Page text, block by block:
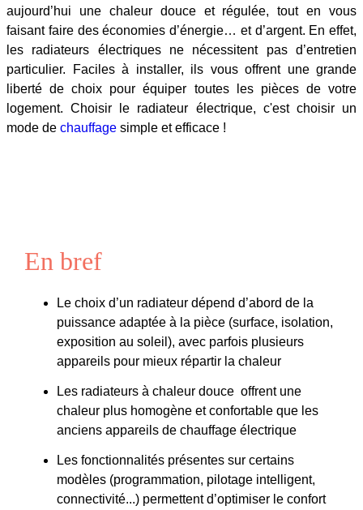
aujourd’hui une chaleur douce et régulée, tout en vous
faisant faire des économies d’énergie… et d’argent. En effet,
les radiateurs électriques ne nécessitent pas d’entretien
particulier. Faciles à installer, ils vous offrent une grande
liberté de choix pour équiper toutes les pièces de votre
logement. Choisir le radiateur électrique, c'est choisir un
mode de chauffage simple et efficace !
En bref
Le choix d’un radiateur dépend d’abord de la
puissance adaptée à la pièce (surface, isolation,
exposition au soleil), avec parfois plusieurs
appareils pour mieux répartir la chaleur
Les radiateurs à chaleur douce offrent une
chaleur plus homogène et confortable que les
anciens appareils de chauffage électrique
Les fonctionnalités présentes sur certains
modèles (programmation, pilotage intelligent,
connectivité...) permettent d’optimiser le confort